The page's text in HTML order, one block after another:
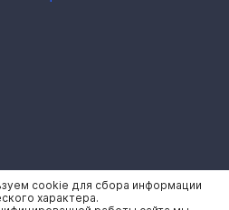
cookie для сбора информации
характера.